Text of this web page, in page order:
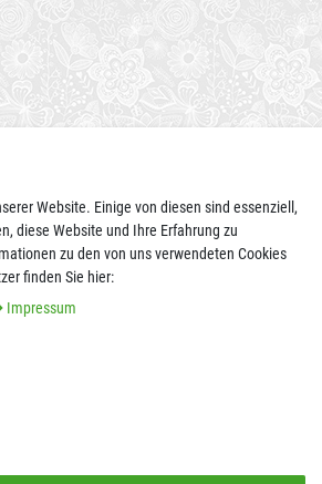
Website. Einige von diesen sind essenziell,
diese Website und Ihre Erfahrung zu
zu den von uns verwendeten Cookies
finden Sie hier:
Impressum